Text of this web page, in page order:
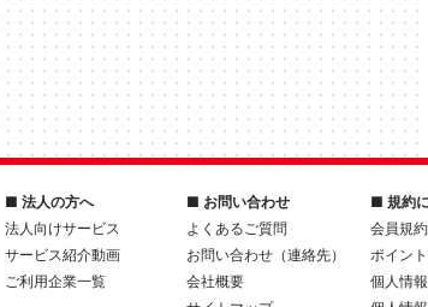
■ 法人の方へ
法人向けサービス
サービス紹介動画
ご利用企業一覧
■ お問い合わせ
よくあるご質問
お問い合わせ（連絡先）
会社概要
■ 規約
会員規約
ポイン
個人情